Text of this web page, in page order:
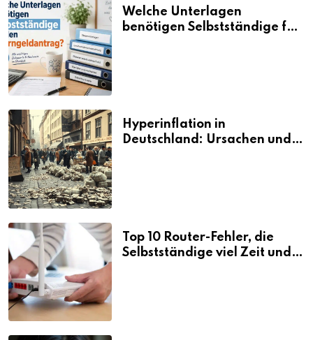
Welche Unterlagen
benötigen Selbstständige für
Hyperinflation in
Deutschland: Ursachen und
Top 10 Router-Fehler, die
Selbstständige viel Zeit und